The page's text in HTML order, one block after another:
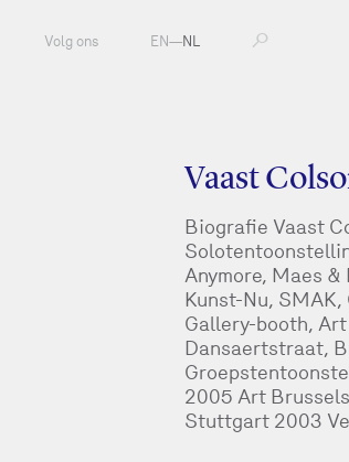
Volg ons EN—NL
Vaast
Biografie Vaast
Anymore, Maes
Kunst-Nu,
Gallery-booth,
Dansaertstraat,
2005 Art
Stuttgart 2003